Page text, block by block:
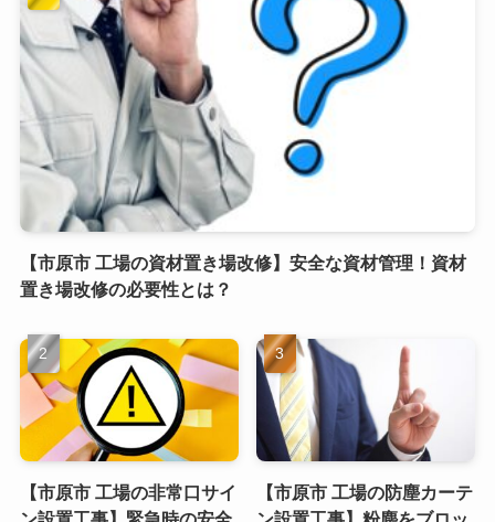
【市原市 工場の資材置き場改修】安全な資材管理！資材
置き場改修の必要性とは？
【市原市 工場の非常口サイ
【市原市 工場の防塵カーテ